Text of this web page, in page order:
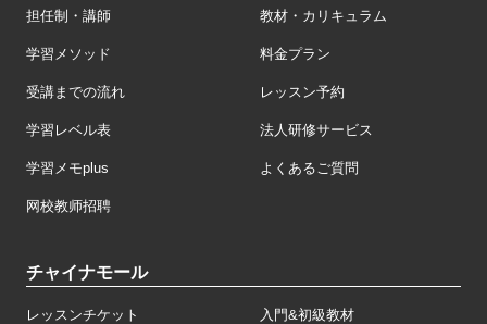
担任制・講師 教材・カリキュラム
学習メソッド 料金プラン
受講までの流れ レッスン予約
学習レベル表 法人研修サービス
学習メモplus よくあるご質問
网校教师招聘
チャイナモール
レッスンチケット 入門&初級教材